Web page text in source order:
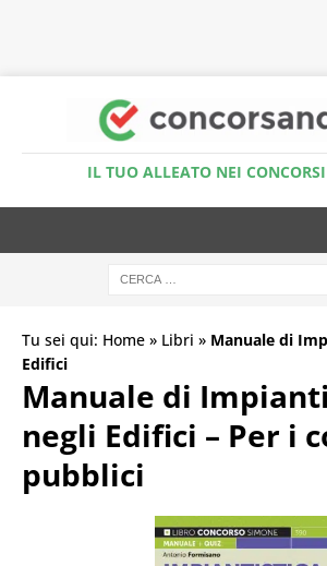
IL TUO ALLEATO NEI
Tu sei qui: Home » Libri » Manuale di
Edifici
Manuale di
negli Edifici – Per i
pubblici